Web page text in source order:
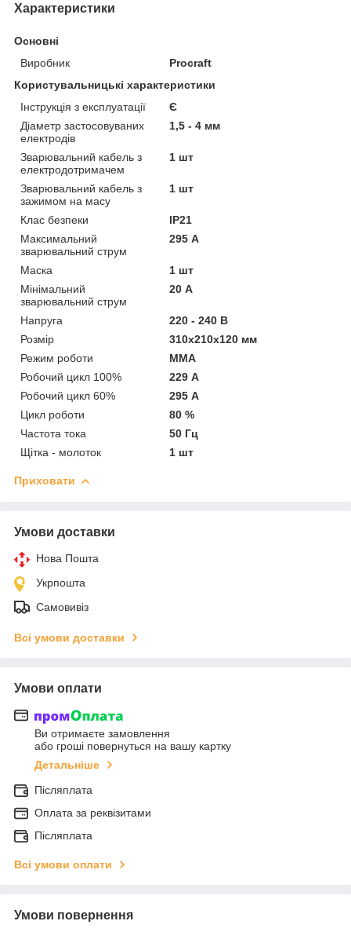
Характеристики
Основні
Виробник
Procraft
Користувальницькі характеристики
Інструкція з експлуатації
Є
Діаметр застосовуваних
електродів
1,5 - 4 мм
Зварювальний кабель з
електродотримачем
1 шт
Зварювальний кабель з
зажимом на масу
1 шт
Клас безпеки
IP21
Максимальний
зварювальний струм
295 А
Маска
1 шт
Мінімальний
зварювальний струм
20 А
Напруга
220 - 240 В
Розмір
310х210х120 мм
Режим роботи
MMA
Робочий цикл 100%
229 А
Робочий цикл 60%
295 А
Цикл роботи
80 %
Частота тока
50 Гц
Щітка - молоток
1 шт
Приховати
Умови доставки
Нова Пошта
Укрпошта
Самовивіз
Всі умови доставки
Умови оплати
Ви отримаєте замовлення
або гроші повернуться на вашу картку
Детальніше
Післяплата
Оплата за реквізитами
Післяплата
Всі умови оплати
Умови повернення